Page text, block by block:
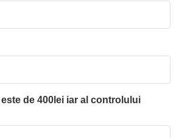
de 400lei iar al controlului